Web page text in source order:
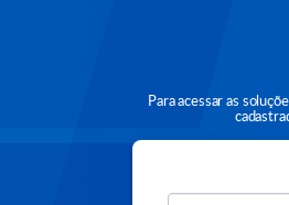
Para acessar as